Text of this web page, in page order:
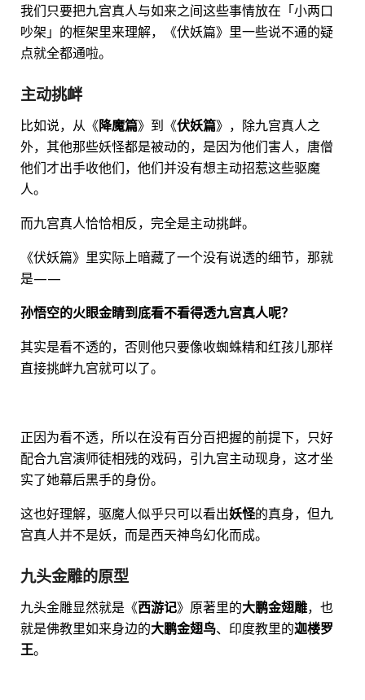
我们只要把九宫真人与如来之间这些事情放在「小两口
吵架」的框架里来理解，《伏妖篇》里一些说不通的疑
点就全都通啦。
主动挑衅
比如说，从《降魔篇》到《伏妖篇》，除九宫真人之
外，其他那些妖怪都是被动的，是因为他们害人，唐僧
他们才出手收他们，他们并没有想主动招惹这些驱魔
人。
而九宫真人恰恰相反，完全是主动挑衅。
《伏妖篇》里实际上暗藏了一个没有说透的细节，那就
是——
孙悟空的火眼金睛到底看不看得透九宫真人呢？
其实是看不透的，否则他只要像收蜘蛛精和红孩儿那样
直接挑衅九宫就可以了。
正因为看不透，所以在没有百分百把握的前提下，只好
配合九宫演师徒相残的戏码，引九宫主动现身，这才坐
实了她幕后黑手的身份。
这也好理解，驱魔人似乎只可以看出妖怪的真身，但九
宫真人并不是妖，而是西天神鸟幻化而成。
九头金雕的原型
九头金雕显然就是《西游记》原著里的大鹏金翅雕，也
就是佛教里如来身边的大鹏金翅鸟、印度教里的迦楼罗
王。